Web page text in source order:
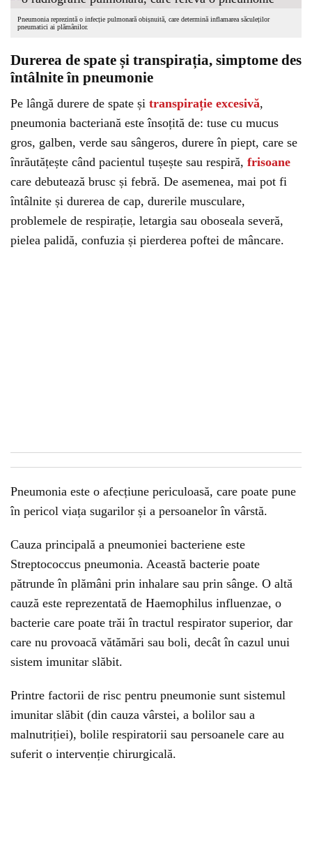
Pneumonia reprezintă o infecție pulmonară obișnuită, care determină inflamarea săculeților
pneumatici ai plămânilor.
Durerea de spate și transpirația, simptome des
întâlnite în pneumonie
Pe lângă durere de spate și transpirație excesivă,
pneumonia bacteriană este însoțită de: tuse cu mucus
gros, galben, verde sau sângeros, durere în piept, care se
înrăutățește când pacientul tușește sau respiră, frisoane
care debutează brusc și febră. De asemenea, mai pot fi
întâlnite și durerea de cap, durerile musculare,
problemele de respirație, letargia sau oboseala severă,
pielea palidă, confuzia și pierderea poftei de mâncare.
Pneumonia este o afecțiune periculoasă, care poate pune
în pericol viața sugarilor și a persoanelor în vârstă.
Cauza principală a pneumoniei bacteriene este
Streptococcus pneumonia. Această bacterie poate
pătrunde în plămâni prin inhalare sau prin sânge. O altă
cauză este reprezentată de Haemophilus influenzae, o
bacterie care poate trăi în tractul respirator superior, dar
care nu provoacă vătămări sau boli, decât în cazul unui
sistem imunitar slăbit.
Printre factorii de risc pentru pneumonie sunt sistemul
imunitar slăbit (din cauza vârstei, a bolilor sau a
malnutriției), bolile respiratorii sau persoanele care au
suferit o intervenție chirurgicală.